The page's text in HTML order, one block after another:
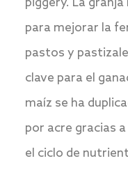
piggery. La
para mejorar la
pastos y
clave para el
maíz se ha
por acre gracias
el ciclo de